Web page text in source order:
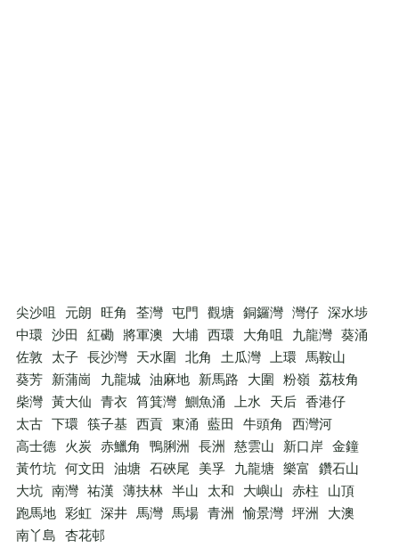
尖沙咀 元朗 旺角 荃灣 屯門 觀塘 銅鑼灣 灣仔 深水埗
中環 沙田 紅磡 將軍澳 大埔 西環 大角咀 九龍灣 葵涌
佐敦 太子 長沙灣 天水圍 北角 土瓜灣 上環 馬鞍山
葵芳 新蒲崗 九龍城 油麻地 新馬路 大圍 粉嶺 荔枝角
柴灣 黃大仙 青衣 筲箕灣 鰂魚涌 上水 天后 香港仔
太古 下環 筷子基 西貢 東涌 藍田 牛頭角 西灣河
高士德 火炭 赤鱲角 鴨脷洲 長洲 慈雲山 新口岸 金鐘
黃竹坑 何文田 油塘 石硤尾 美孚 九龍塘 樂富 鑽石山
大坑 南灣 祐漢 薄扶林 半山 太和 大嶼山 赤柱 山頂
跑馬地 彩虹 深井 馬灣 馬場 青洲 愉景灣 坪洲 大澳
南丫島 杏花邨